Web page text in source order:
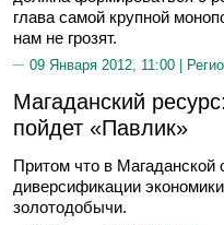
глава самой крупной
нам не грозят.
09 Января 2012, 11:00 |
Магаданский
пойдет «Павлик»
Притом что в Магаданской
диверсификации
золотодобычи.